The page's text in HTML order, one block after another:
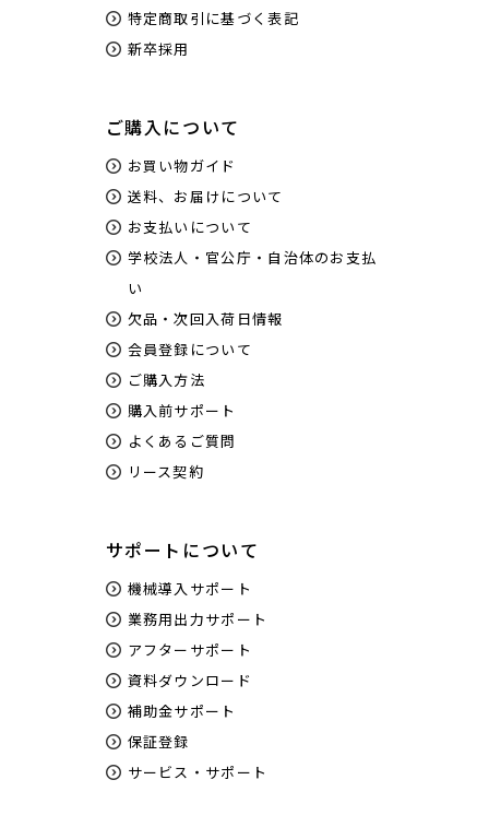
特定商取引に基づく表記
新卒採用
ご購入について
お買い物ガイド
送料、お届けについて
お支払いについて
学校法人・官公庁・自治体のお支払
い
欠品・次回入荷日情報
会員登録について
ご購入方法
購入前サポート
よくあるご質問
リース契約
サポートについて
機械導入サポート
業務用出力サポート
アフターサポート
資料ダウンロード
補助金サポート
保証登録
サービス・サポート